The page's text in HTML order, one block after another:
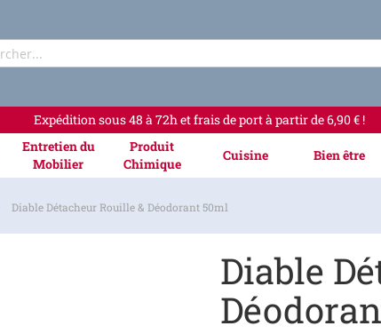
Expédition sous 48 à 72h et frais de port à partir de 6,90 € !
Entretien du
Mobilier
Produit
Chimique
Cuisine Bien être
Diable Détacheur Rouille & Déodorant 50ml
Diable